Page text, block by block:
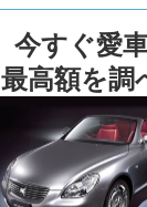
今すぐ愛
最高額を調